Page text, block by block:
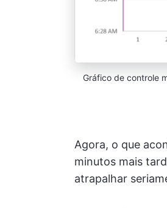
Gráfico de controle
Agora, o que
minutos mais
atrapalhar